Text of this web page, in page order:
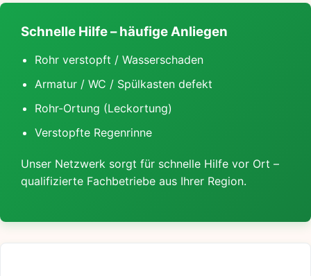
Schnelle Hilfe – häufige Anliegen
Rohr verstopft / Wasserschaden
Armatur / WC / Spülkasten defekt
Rohr-Ortung (Leckortung)
Verstopfte Regenrinne
Unser Netzwerk sorgt für schnelle Hilfe vor Ort –
qualifizierte Fachbetriebe aus Ihrer Region.